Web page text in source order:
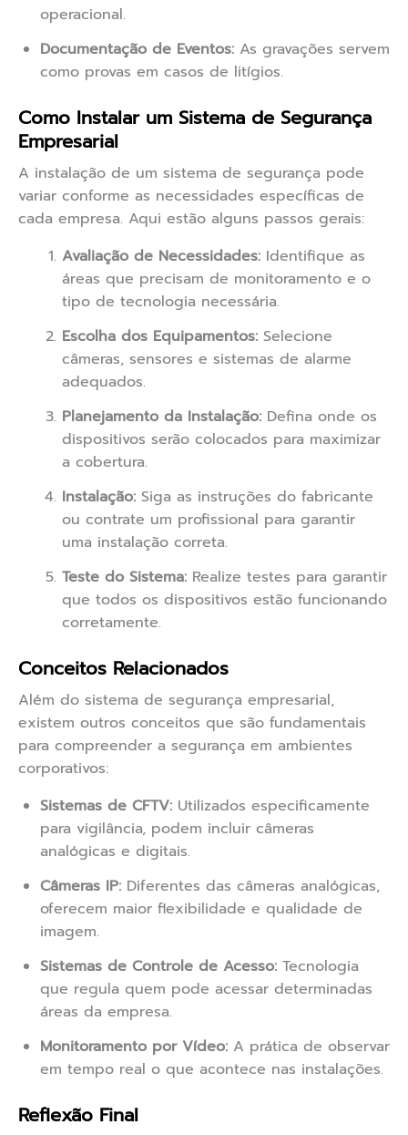
operacional.
Documentação de Eventos: As gravações servem
como provas em casos de litígios.
Como Instalar um Sistema de Segurança
Empresarial
A instalação de um sistema de segurança pode
variar conforme as necessidades específicas de
cada empresa. Aqui estão alguns passos gerais:
Avaliação de Necessidades: Identifique as
áreas que precisam de monitoramento e o
tipo de tecnologia necessária.
Escolha dos Equipamentos: Selecione
câmeras, sensores e sistemas de alarme
adequados.
Planejamento da Instalação: Defina onde os
dispositivos serão colocados para maximizar
a cobertura.
Instalação: Siga as instruções do fabricante
ou contrate um profissional para garantir
uma instalação correta.
Teste do Sistema: Realize testes para garantir
que todos os dispositivos estão funcionando
corretamente.
Conceitos Relacionados
Além do sistema de segurança empresarial,
existem outros conceitos que são fundamentais
para compreender a segurança em ambientes
corporativos:
Sistemas de CFTV: Utilizados especificamente
para vigilância, podem incluir câmeras
analógicas e digitais.
Câmeras IP: Diferentes das câmeras analógicas,
oferecem maior flexibilidade e qualidade de
imagem.
Sistemas de Controle de Acesso: Tecnologia
que regula quem pode acessar determinadas
áreas da empresa.
Monitoramento por Vídeo: A prática de observar
em tempo real o que acontece nas instalações.
Reflexão Final